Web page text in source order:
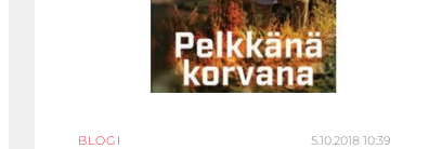
BLOGI 5.10.2018 10:39